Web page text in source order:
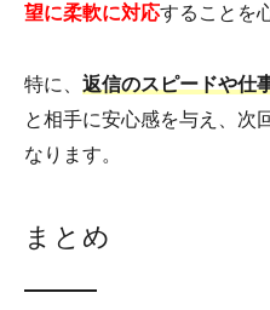
望に柔軟に対応することを
特に、 返信のスピードや仕
と相手に安心感を与え、次
なります。
まとめ